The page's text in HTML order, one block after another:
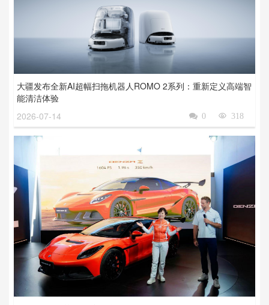
大疆发布全新AI超幅扫拖机器人ROMO 2系列：重新定义高端智
能清洁体验
2026-07-14
318

0
